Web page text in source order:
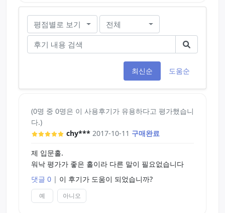
평점별로 보기 전체
최신순 도움순
(0명 중 0명은 이 사용후기가 유용하다고 평가했습니
다.)
chy*** 2017-10-11 구매완료
제 입문홀.
워낙 평가가 좋은 홀이라 다른 말이 필요없습니다
댓글 0 | 이 후기가 도움이 되었습니까?
예 아니오